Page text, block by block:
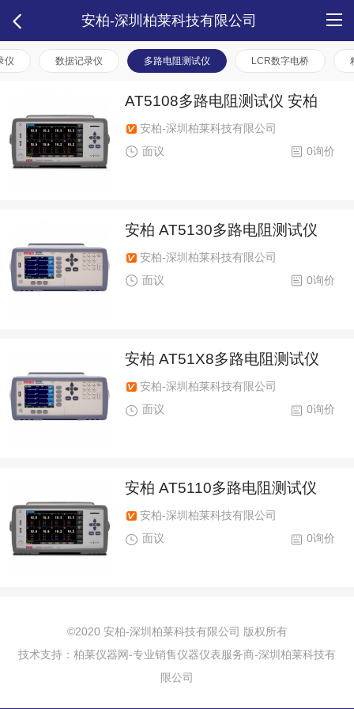
安柏-深圳柏莱科技有限公司
仪 数据记录仪 多路电阻测试仪 LCR数字电桥
AT5108多路电阻测试仪 安柏
安柏-深圳柏莱科技有限公司
0询价
面议
安柏 AT5130多路电阻测试仪
安柏-深圳柏莱科技有限公司
0询价
面议
安柏 AT51X8多路电阻测试仪
安柏-深圳柏莱科技有限公司
0询价
面议
安柏 AT5110多路电阻测试仪
安柏-深圳柏莱科技有限公司
0询价
面议
©2020 安柏-深圳柏莱科技有限公司 版权所有
技术支持：柏莱仪器网-专业销售仪器仪表服务商-深圳柏莱科技有
限公司